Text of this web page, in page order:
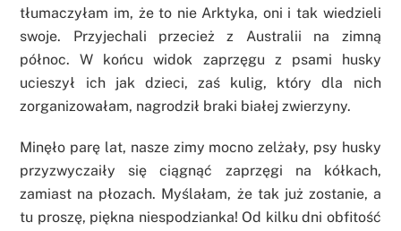
tłumaczyłam im, że to nie Arktyka, oni i tak wiedzieli
swoje. Przyjechali przecież z Australii na zimną
północ. W końcu widok zaprzęgu z psami husky
ucieszył ich jak dzieci, zaś kulig, który dla nich
zorganizowałam, nagrodził braki białej zwierzyny.
Minęło parę lat, nasze zimy mocno zelżały, psy husky
przyzwyczaiły się ciągnąć zaprzęgi na kółkach,
zamiast na płozach. Myślałam, że tak już zostanie, a
tu proszę, piękna niespodzianka! Od kilku dni obfitość